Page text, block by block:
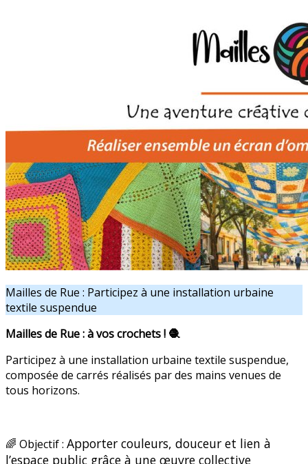
Mailles de Rue : Participez à une installation urbaine
textile suspendue
Mailles de Rue : à vos crochets ! 🧶
Participez à une installation urbaine textile suspendue,
composée de carrés réalisés par des mains venues de
tous horizons.
🌈 Objectif : Apporter couleurs, douceur et lien à
l’espace public grâce à une œuvre collective